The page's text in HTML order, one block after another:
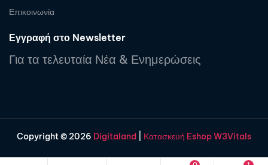
Επικοινωνία
Εγγραφή στο Newsletter
Για τα τελευταία Νέα & Ενημερώσεις
Copyright © 2026 Digitaland Κατασκευή Eshop W3Vitals